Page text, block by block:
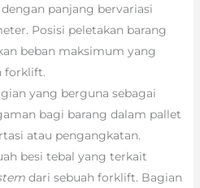
panjang bervariasi
Posisi peletakan barang
beban maksimum yang
forklift.
yang berguna sebagai
bagi barang dalam pallet
atau pengangkatan.
besi tebal yang terkait
dari sebuah forklift. Bagian